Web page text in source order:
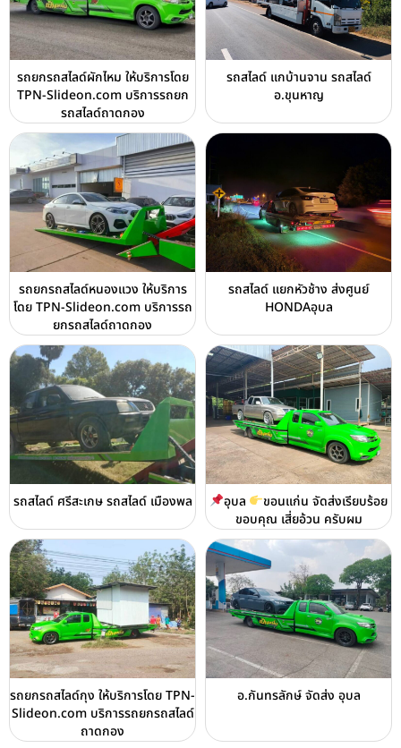
รถยกรถสไลด์ผักไหม ให้บริการโดย
TPN-Slideon.com บริการรถยก
รถสไลด์ถาดกอง
รถสไลด์ แกบ้านจาน รถสไลด์
อ.ขุนหาญ
รถยกรถสไลด์หนองแวง ให้บริการ
โดย TPN-Slideon.com บริการรถ
ยกรถสไลด์ถาดกอง
รถสไลด์ แยกหัวช้าง ส่งศูนย์
HONDAอุบล
รถสไลด์ ศรีสะเกษ รถสไลด์ เมืองพล อุบล
ขอนแก่น จัดส่งเรียบร้อย
ขอบคุณ เสี่ยอ้วน ครับผม
รถยกรถสไลด์กุง ให้บริการโดย TPN-
Slideon.com บริการรถยกรถสไลด์
ถาดกอง
อ.กันทรลักษ์ จัดส่ง อุบล